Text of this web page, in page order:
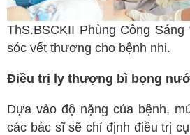
ThS.BSCKII Phùng Công
sóc vết thương cho bệnh nhi.
Điều trị ly thượng bì bọng
Dựa vào độ nặng của bệnh,
các bác sĩ sẽ chỉ định điều trị